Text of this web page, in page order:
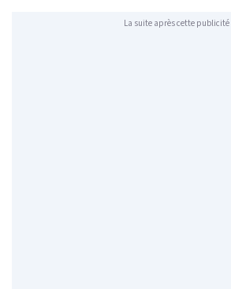
La suite après cette publicité